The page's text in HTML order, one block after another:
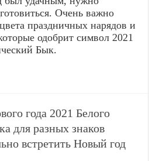
Очень важно
праздничных нарядов и
одобрит символ 2021
Бык.
года 2021 Белого
для разных знаков
встретить Новый год